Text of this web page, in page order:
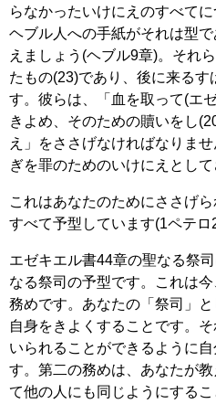
らなかったいけにえのすべて
ヘブル人への手紙がそれは型
えましょう(ヘブル9章)。それ
たもの(23)であり、後に来る
す。彼らは、「血を取って(エ
きよめ、そのための贖いをし
え」をささげなければなりま
ぎを罪のためのいけにえとして
これはあなたのためにささげ
すべて予型しています(1ペテロ
エゼキエル書44章の聖なる祭
なる祭司の予型です。これは
務めです。あなたの「祭司」
自身をきよくすることです。
いられることができるように
す。第二の務めは、あなたが
て他の人にも同じようにする